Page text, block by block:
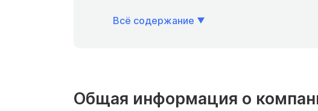
Всё содержание
Общая информация о